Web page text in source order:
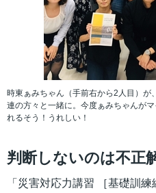
時東ぁみちゃん（手前右から2人目）が
連の方々と一緒に。今度ぁみちゃんが
れるそう！うれしい！
判断しないのは不正
「災害対応力講習 ［基礎訓